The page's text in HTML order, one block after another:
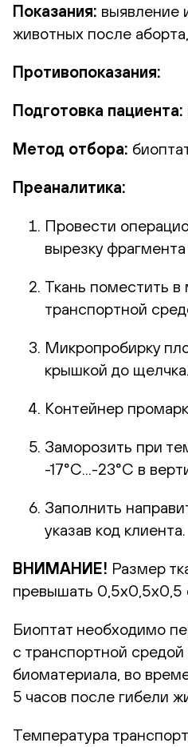
Показания: выявление
животных после
Противопоказания:
Подготовка пациента:
Метод отбора:
Преаналитика:
Провести
вырезку фрагмента
Ткань поместить в
транспортной
Микропробирку
крышкой до щелчка.
Контейнер
Заморозить при
-17°С...-23°С в
Заполнить
указав код клиента.
ВНИМАНИЕ! Размер
превышать 0,5х0,5х0,5
Биоптат необходимо
с транспортной
биоматериала, во
5 часов после гибели
Температура